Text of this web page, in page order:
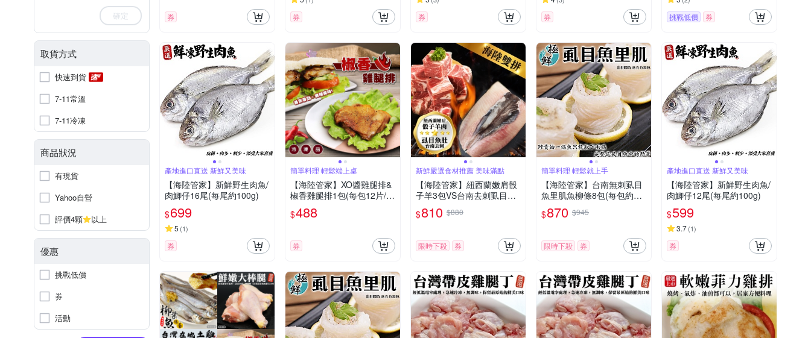
確定
取貨方式
快速到貨
7-11常溫
7-11冷凍
商品狀況
有現貨
Yahoo自營
評價4顆
以上
優惠
挑戰低價
券
活動
券 券 券 券 挑戰低價 券
產地進口直送 新鮮又美味
【海陸管家】新鮮野生肉魚/
肉鯽仔16尾(每尾約100g)
$699
5 (1)
券
簡單料理 輕鬆端上桌
【海陸管家】XO醬雞腿排&
椒香雞腿排1包(每包12片/約
960g)(滿額)
$488
券
新鮮嚴選食材推薦 美味滿點
【海陸管家】紐西蘭嫩肩骰
子羊3包VS台南去刺虱目魚
肚3片組
$810 $880
限時下殺 券
簡單料理 輕鬆就上手
【海陸管家】台南無刺虱目
魚里肌魚柳條8包(每包約30
0g)
$870 $945
限時下殺 券
產地進口直送 新鮮又美味
【海陸管家】新鮮野生肉魚/
肉鯽仔12尾(每尾約100g)
$599
3.7(1)
券